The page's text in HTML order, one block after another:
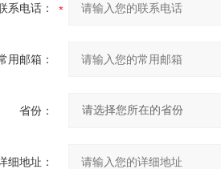
系电话：
用邮箱：
省份：
细地址：